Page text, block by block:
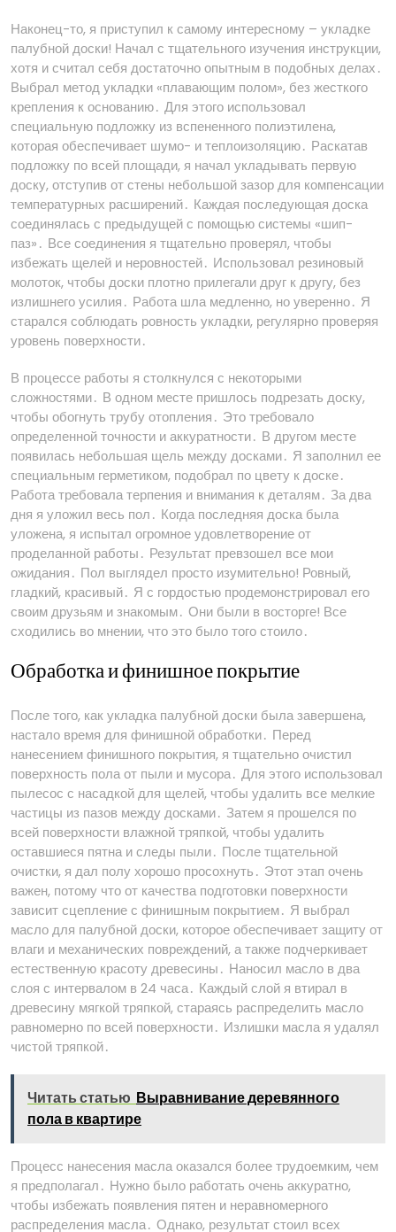
Наконец-то, я приступил к самому интересному – укладке
палубной доски! Начал с тщательного изучения инструкции,
хотя и считал себя достаточно опытным в подобных делах․
Выбрал метод укладки «плавающим полом», без жесткого
крепления к основанию․ Для этого использовал
специальную подложку из вспененного полиэтилена,
которая обеспечивает шумо- и теплоизоляцию․ Раскатав
подложку по всей площади, я начал укладывать первую
доску, отступив от стены небольшой зазор для компенсации
температурных расширений․ Каждая последующая доска
соединялась с предыдущей с помощью системы «шип-
паз»․ Все соединения я тщательно проверял, чтобы
избежать щелей и неровностей․ Использовал резиновый
молоток, чтобы доски плотно прилегали друг к другу, без
излишнего усилия․ Работа шла медленно, но уверенно․ Я
старался соблюдать ровность укладки, регулярно проверяя
уровень поверхности․
В процессе работы я столкнулся с некоторыми
сложностями․ В одном месте пришлось подрезать доску,
чтобы обогнуть трубу отопления․ Это требовало
определенной точности и аккуратности․ В другом месте
появилась небольшая щель между досками․ Я заполнил ее
специальным герметиком, подобрал по цвету к доске․
Работа требовала терпения и внимания к деталям․ За два
дня я уложил весь пол․ Когда последняя доска была
уложена, я испытал огромное удовлетворение от
проделанной работы․ Результат превзошел все мои
ожидания․ Пол выглядел просто изумительно! Ровный,
гладкий, красивый․ Я с гордостью продемонстрировал его
своим друзьям и знакомым․ Они были в восторге! Все
сходились во мнении, что это было того стоило․
Обработка и финишное покрытие
После того, как укладка палубной доски была завершена,
настало время для финишной обработки․ Перед
нанесением финишного покрытия, я тщательно очистил
поверхность пола от пыли и мусора․ Для этого использовал
пылесос с насадкой для щелей, чтобы удалить все мелкие
частицы из пазов между досками․ Затем я прошелся по
всей поверхности влажной тряпкой, чтобы удалить
оставшиеся пятна и следы пыли․ После тщательной
очистки, я дал полу хорошо просохнуть․ Этот этап очень
важен, потому что от качества подготовки поверхности
зависит сцепление с финишным покрытием․ Я выбрал
масло для палубной доски, которое обеспечивает защиту от
влаги и механических повреждений, а также подчеркивает
естественную красоту древесины․ Наносил масло в два
слоя с интервалом в 24 часа․ Каждый слой я втирал в
древесину мягкой тряпкой, стараясь распределить масло
равномерно по всей поверхности․ Излишки масла я удалял
чистой тряпкой․
Читать статью Выравнивание деревянного
пола в квартире
Процесс нанесения масла оказался более трудоемким, чем
я предполагал․ Нужно было работать очень аккуратно,
чтобы избежать появления пятен и неравномерного
распределения масла․ Однако, результат стоил всех